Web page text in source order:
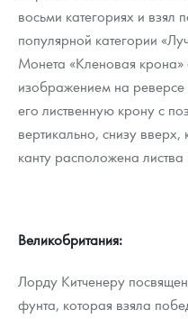
восьми категориях и взял
популярной категории
Монета «Кленовая
изображением на реверсе
его лиственную крону с
вертикально, снизу
канту расположена
Великобритания:
Лорду Китченеру
фунта, которая взяла